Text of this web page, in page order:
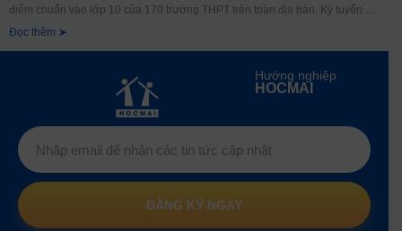
điểm chuẩn vào lớp 10 của 170 trường THPT trên toàn địa bàn. Kỳ tuyển
Đọc thêm ➤
Hướng nghiệp
HOCMAI
ĐĂNG KÝ NGAY